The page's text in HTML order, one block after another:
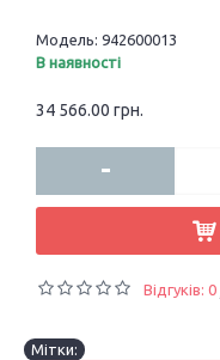
Модель: 942600013
В наявності
34 566.00 грн.
-
Відгуків: 0
Мітки: